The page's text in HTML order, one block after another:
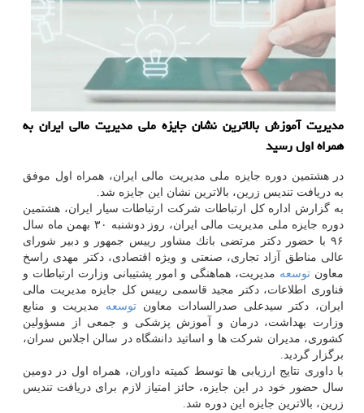
مدیریت آموزش بالاترین نشان جایزه ملی مدیریت مالی ایران به
همراه اول رسید
در هشتمین دوره جایزه ملی مدیریت مالی ایران، همراه اول موفق
به دریافت تندیس زرین، بالاترین نشان این جایزه شد.
به گزارش اداره كل ارتباطات شركت ارتباطات سیار ایران، هشتمین
دوره جایزه ملی مدیریت مالی ایران، روز دوشنبه ۳۰ بهمن ماه سال
۹۶ با حضور دكتر مرتضی بانك مشاور رییس جمهور و دبیر شورای
عالی مناطق آزاد تجاری، صنعتی و ویژه اقتصادی، دكتر مهدی راسخ
معاون توسعه مدیریت، هماهنگی و امور پشتیبانی وزارت ارتباطات و
فناوری اطلاعات، دكتر مجید قاسمی رییس كل جایزه مدیریت مالی
ایران، دكتر سیدعلی صدرالسادات معاونتوسعه مدیریت و منابع
وزارت بهداشت، درمان و آموزش پزشكی و جمعی از مسؤولین
كشوری، مدیران شركت ها و اساتید دانشگاه در سالن اجلاس سران،
برگزار گردید.
با داوری نتایج ارزیابی ها توسط كمیته داوران، همراه اول در دومین
سال حضور خود در این جایزه، حائز امتیاز لازم برای دریافت تندیس
زرین، بالاترین جایزه این دوره شد.